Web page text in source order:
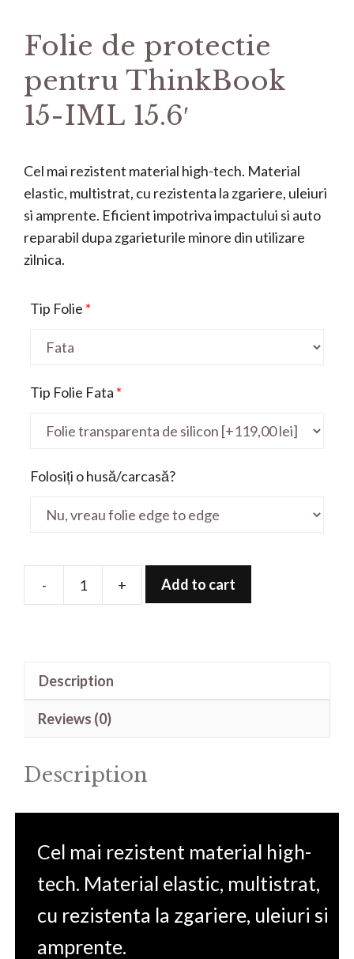
Folie de protectie
pentru ThinkBook
15-IML 15.6′
Cel mai rezistent material high-tech. Material
elastic, multistrat, cu rezistenta la zgariere, uleiuri
si amprente. Eficient impotriva impactului si auto
reparabil dupa zgarieturile minore din utilizare
zilnica.
Tip Folie *
Tip Folie Fata *
Folosiți o husă/carcasă?
-
Folie
quantity
+ Add to cart
Description
Reviews (0)
Description
Cel mai rezistent material high-
tech. Material elastic, multistrat,
cu rezistenta la zgariere, uleiuri si
amprente.